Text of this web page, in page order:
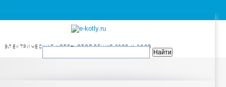
ЭЛЕКТРИЧЕСКИЕ КОТЛЫ ОТОПЛЕНИЯ 220в и 380в